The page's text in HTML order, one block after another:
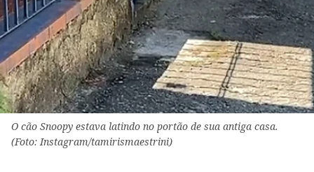
O cão Snoopy estava latindo no portão de sua antiga casa.
(Foto: Instagram/tamirismaestrini)